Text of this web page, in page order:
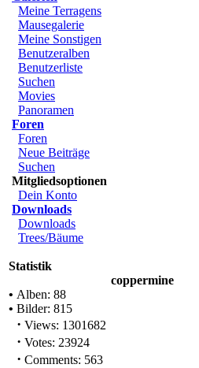
Meine Terragens
Mausegalerie
Meine Sonstigen
Benutzeralben
Benutzerliste
Suchen
Movies
Panoramen
Foren
Foren
Neue Beiträge
Suchen
Mitgliedsoptionen
Dein Konto
Downloads
Downloads
Trees/Bäume
Statistik
coppermine
• Alben: 88
• Bilder: 815
· Views: 1301682
· Votes: 23924
· Comments: 563